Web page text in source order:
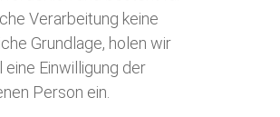
Verarbeitung keine
Grundlage, holen wir
eine Einwilligung der
Person ein.